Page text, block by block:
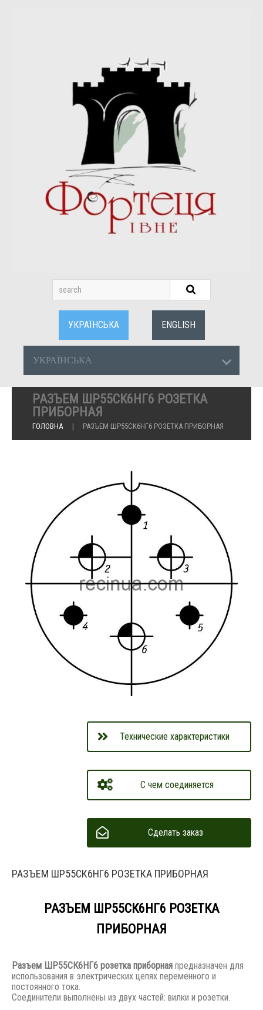
УКРАЇНСЬКА ENGLISH
УКРАЇНСЬКА
РАЗЪЕМ ШР55СК6НГ6 РОЗЕТКА
ПРИБОРНАЯ
ГОЛОВНА РАЗЪЕМ ШР55СК6НГ6 РОЗЕТКА ПРИБОРНАЯ
Технические характеристики
С чем соединяется
Сделать заказ
РАЗЪЕМ ШР55СК6НГ6 РОЗЕТКА ПРИБОРНАЯ
РАЗЪЕМ ШР55СК6НГ6 РОЗЕТКА
ПРИБОРНАЯ
Разъем ШР55СК6НГ6 розетка приборная предназначен для
использования в электрических цепях переменного и
постоянного тока.
Соединители выполнены из двух частей: вилки и розетки.